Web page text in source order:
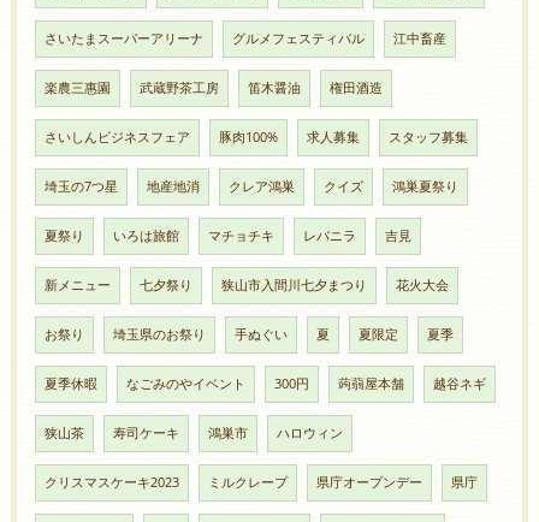
さいたまスーパーアリーナ グルメフェスティバル 江中畜産
楽農三惠園 武蔵野茶工房 笛木醤油 権田酒造
さいしんビジネスフェア 豚肉100% 求人募集 スタッフ募集
埼玉の7つ星 地産地消 クレア鴻巣 クイズ 鴻巣夏祭り
夏祭り いろは旅館 マチョチキ レバニラ 吉見
新メニュー 七夕祭り 狭山市入間川七夕まつり 花火大会
お祭り 埼玉県のお祭り 手ぬぐい 夏 夏限定 夏季
夏季休暇 なごみのやイベント 300円 蒟蒻屋本舗 越谷ネギ
狭山茶 寿司ケーキ 鴻巣市 ハロウィン
クリスマスケーキ2023 ミルクレープ 県庁オープンデー 県庁